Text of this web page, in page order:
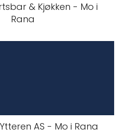
& Kjøkken - Mo i
Rana
AS - Mo i Rana